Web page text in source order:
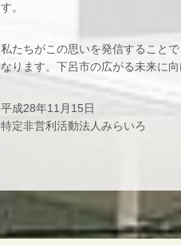
す。
私たちがこの思いを発信すること
なります。下呂市の広がる未来に
平成28年11月15日
特定非営利活動法人みらいろ